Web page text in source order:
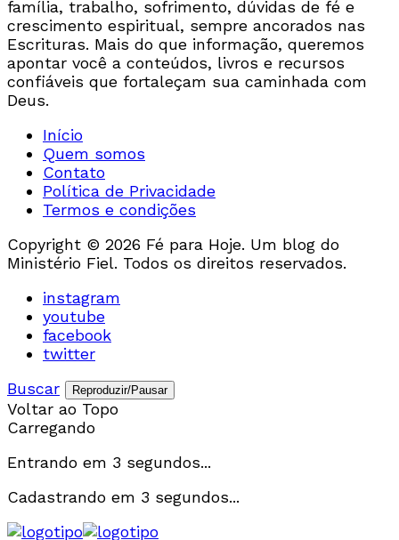
família, trabalho, sofrimento, dúvidas de fé e
crescimento espiritual, sempre ancorados nas
Escrituras. Mais do que informação, queremos
apontar você a conteúdos, livros e recursos
confiáveis que fortaleçam sua caminhada com
Deus.
Início
Quem somos
Contato
Política de Privacidade
Termos e condições
Copyright © 2026 Fé para Hoje. Um blog do
Ministério Fiel. Todos os direitos reservados.
instagram
youtube
facebook
twitter
Buscar
Reproduzir/Pausar
Voltar ao Topo
Carregando
Entrando em 3 segundos...
Cadastrando em 3 segundos...